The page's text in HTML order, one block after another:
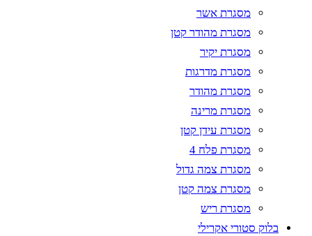
מסגרת אשר
מסגרת מהודר קטן
מסגרת יקיר
מסגרת מדרגות
מסגרת מהודר
מסגרת מרינה
מסגרת עידן קטן
מסגרת פלח 4
מסגרת צמה גדול
מסגרת צמה קטן
מסגרת ריש
בלוק סטורי אקרילי